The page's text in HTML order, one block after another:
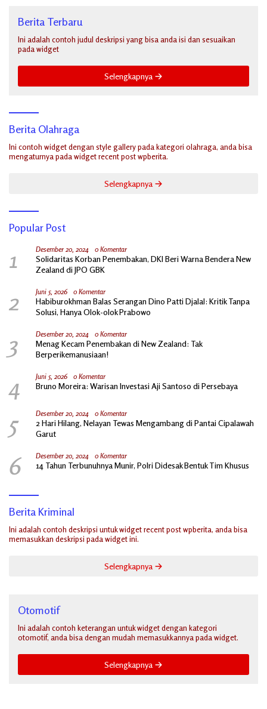
Berita Terbaru
Ini adalah contoh judul deskripsi yang bisa anda isi dan sesuaikan
pada widget
Selengkapnya
Berita Olahraga
Ini contoh widget dengan style gallery pada kategori olahraga, anda bisa
mengaturnya pada widget recent post wpberita.
Selengkapnya
Popular Post
1 Desember 20, 2024 0 Komentar
Solidaritas Korban Penembakan, DKI Beri Warna Bendera New
Zealand di JPO GBK
2 Juni 5, 2026 0 Komentar
Habiburokhman Balas Serangan Dino Patti Djalal: Kritik Tanpa
Solusi, Hanya Olok-olok Prabowo
3 Desember 20, 2024 0 Komentar
Menag Kecam Penembakan di New Zealand: Tak
Berperikemanusiaan!
4 Juni 5, 2026 0 Komentar
Bruno Moreira: Warisan Investasi Aji Santoso di Persebaya
5 Desember 20, 2024 0 Komentar
2 Hari Hilang, Nelayan Tewas Mengambang di Pantai Cipalawah
Garut
6 Desember 20, 2024 0 Komentar
14 Tahun Terbunuhnya Munir, Polri Didesak Bentuk Tim Khusus
Berita Kriminal
Ini adalah contoh deskripsi untuk widget recent post wpberita, anda bisa
memasukkan deskripsi pada widget ini.
Selengkapnya
Otomotif
Ini adalah contoh keterangan untuk widget dengan kategori
otomotif, anda bisa dengan mudah memasukkannya pada widget.
Selengkapnya